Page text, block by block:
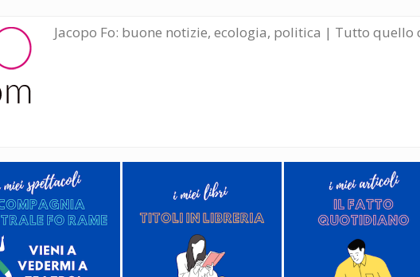
Jacopo Fo: buone notizie, ecologia, politica | Tutto